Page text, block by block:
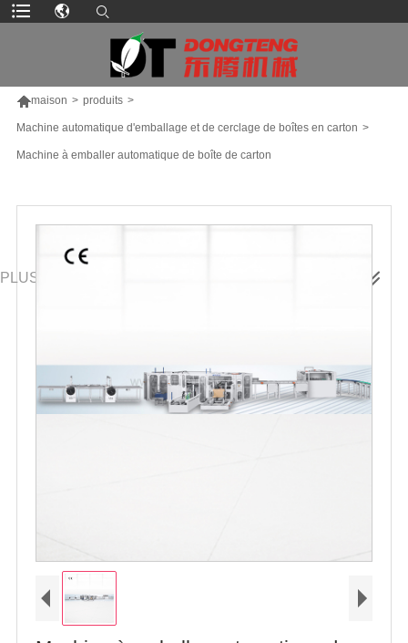
maison > produits >
Machine automatique d'emballage et de cerclage de boîtes en carton >
Machine à emballer automatique de boîte de carton
PLUS DE PRODUITS